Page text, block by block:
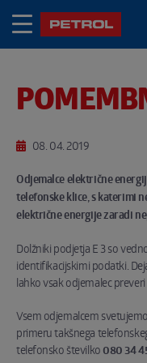
Skoči na vsebino
08. 04. 2019
Odjemalce električne
telefonske klice, s katerimi
električne energije zaradi
Dolžniki podjetja E 3 so
identifikacijskimi podatki.
lahko vsak odjemalec
Vsem odjemalcem
primeru takšnega
telefonsko številko 080 34
Noga strani